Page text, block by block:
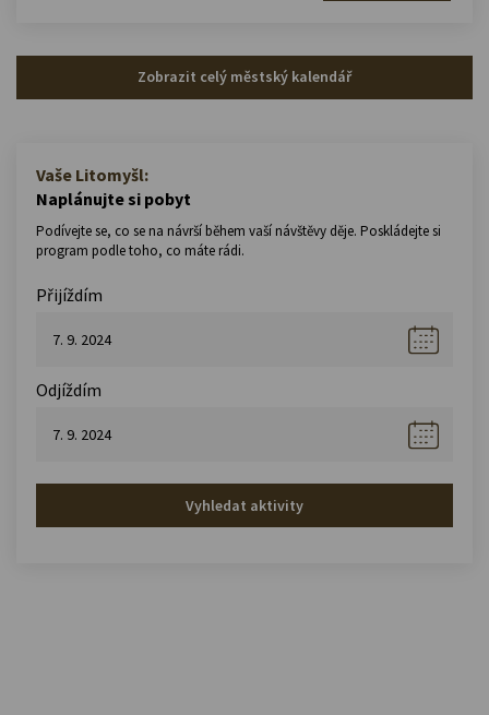
Zobrazit celý městský kalendář
Vaše Litomyšl:
Naplánujte si pobyt
Podívejte se, co se na návrší během vaší návštěvy děje. Poskládejte si
program podle toho, co máte rádi.
Přijíždím
Odjíždím
Vyhledat aktivity